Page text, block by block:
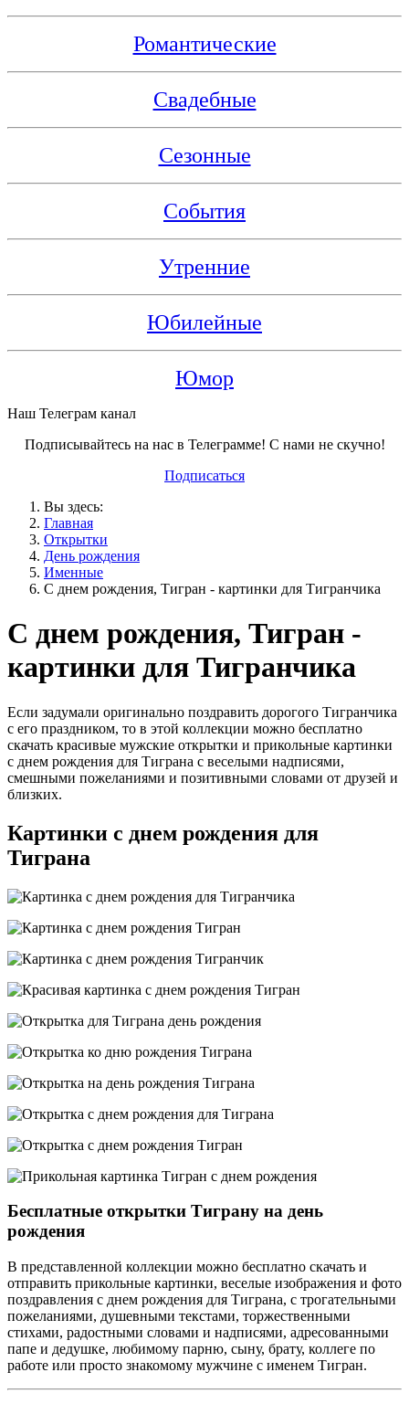
Романтические
Свадебные
Сезонные
События
Утренние
Юбилейные
Юмор
Наш Телеграм канал
Подписывайтесь на нас в Телеграмме! С нами не скучно!
Подписаться
Вы здесь:
Главная
Открытки
День рождения
Именные
С днем рождения, Тигран - картинки для Тигранчика
С днем рождения, Тигран -
картинки для Тигранчика
Если задумали оригинально поздравить дорогого Тигранчика
с его праздником, то в этой коллекции можно бесплатно
скачать красивые мужские открытки и прикольные картинки
с днем рождения для Тиграна с веселыми надписями,
смешными пожеланиями и позитивными словами от друзей и
близких.
Картинки с днем рождения для
Тиграна
Бесплатные открытки Тиграну на день
рождения
В представленной коллекции можно бесплатно скачать и
отправить прикольные картинки, веселые изображения и фото
поздравления с днем рождения для Тиграна, с трогательными
пожеланиями, душевными текстами, торжественными
стихами, радостными словами и надписями, адресованными
папе и дедушке, любимому парню, сыну, брату, коллеге по
работе или просто знакомому мужчине с именем Тигран.